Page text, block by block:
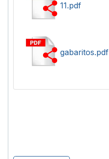
11.pdf
gabaritos.pdf